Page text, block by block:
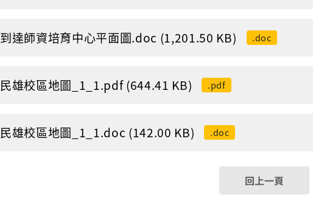
到達師資培育中心平面圖.doc (1,201.50 KB) .doc
民雄校區地圖_1_1.pdf (644.41 KB) .pdf
民雄校區地圖_1_1.doc (142.00 KB) .doc
回上一頁